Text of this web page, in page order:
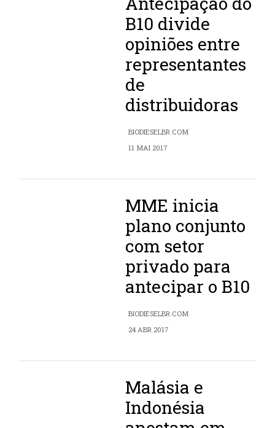
B10 divide
opiniões entre
representantes
de
distribuidoras
BIODIESELBR.COM
11 MAI 2017
MME inicia
plano conjunto
com setor
privado para
antecipar o B10
BIODIESELBR.COM
24 ABR 2017
Malásia e
Indonésia